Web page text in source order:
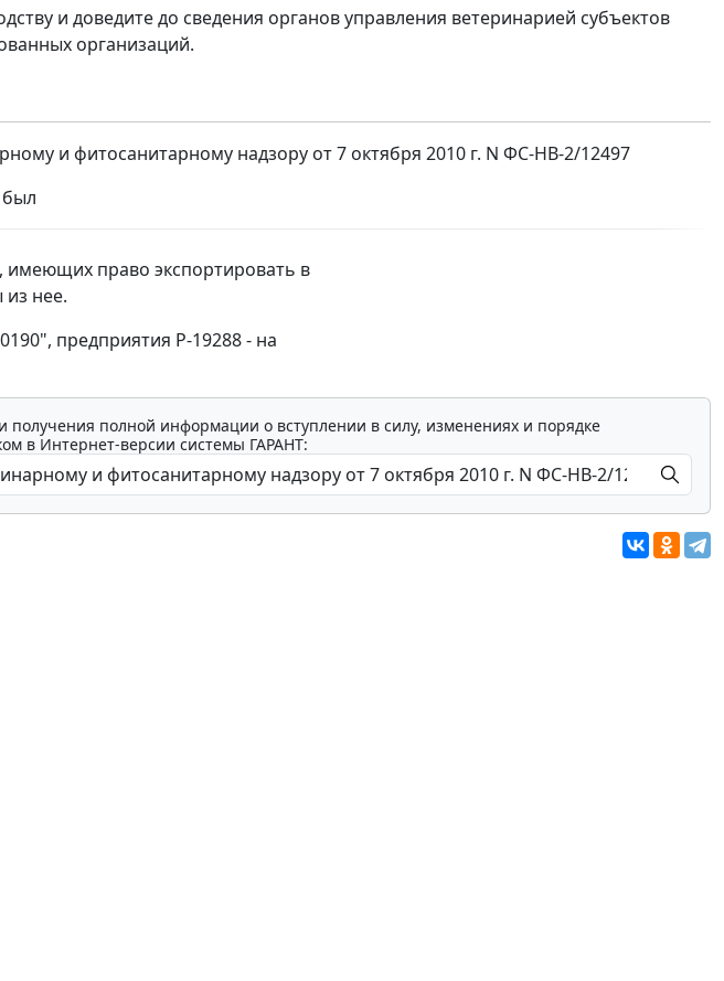
и доведите до сведения органов управления ветеринарией субъектов
организаций.
и фитосанитарному надзору от 7 октября 2010 г. N ФС-НВ-2/12497
право экспортировать в
нее.
предприятия Р-19288 - на
получения полной информации о вступлении в силу, изменениях и порядке
в Интернет-версии системы ГАРАНТ: